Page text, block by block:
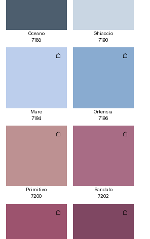
Oceano
7188
Ghiaccio
7190
Mare
7194
Ortensia
7196
Primitivo
7200
Sandalo
7202